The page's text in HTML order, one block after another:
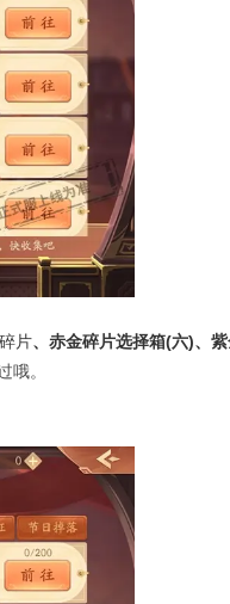
片、赤金碎片选择箱(六)、
哦。